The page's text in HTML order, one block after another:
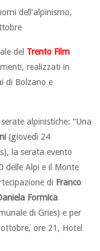
dell’alpinismo,
del Trento Film
realizzati in
di Bolzano e
alpinistiche: “Una
(giovedì 24
la serata evento
delle Alpi e il Monte
di Franco
Formica
di Gries) e per
ore 21, Hotel